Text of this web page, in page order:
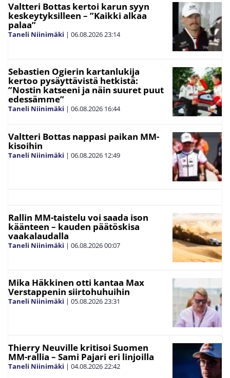
Valtteri Bottas kertoi karun syyn
keskeytyksilleen – ”Kaikki alkaa
palaa”
Taneli Niinimäki | 06.08.202623:14
Sebastien Ogierin kartanlukija
kertoo pysäyttävistä hetkistä:
”Nostin katseeni ja näin suuret puut
edessämme”
Taneli Niinimäki | 06.08.2026 16:44
Valtteri Bottas nappasi paikan MM-
kisoihin
Taneli Niinimäki | 06.08.2026 12:49
Rallin MM-taistelu voi saada ison
käänteen – kauden päätöskisa
vaakalaudalla
Taneli Niinimäki | 06.08.202600:07
Mika Häkkinen otti kantaa Max
Verstappenin siirtohuhuihin
Taneli Niinimäki | 05.08.202623:31
Thierry Neuville kritisoi Suomen
MM-rallia – Sami Pajari eri linjoilla
Taneli Niinimäki | 04.08.202622:42